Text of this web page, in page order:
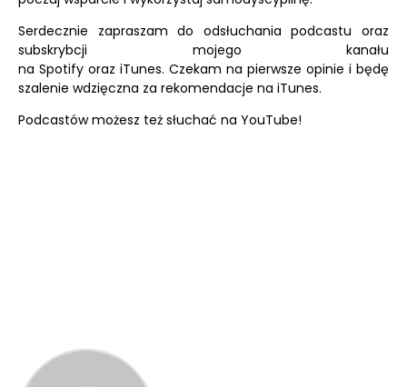
Serdecznie zapraszam do odsłuchania podcastu oraz
subskrybcji mojego kanału
na Spotify oraz iTunes. Czekam na pierwsze opinie i będę
szalenie wdzięczna za rekomendacje na iTunes.
Podcastów możesz też słuchać na YouTube!